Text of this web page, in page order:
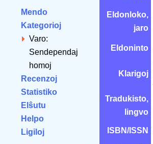
Mendo
Kategorioj
Varo:
Sendependaj
homoj
Recenzoj
Statistiko
Elŝutu
Helpo
Ligiloj
Eldonloko,
jaro
Eldoninto
Klarigoj
Tradukisto,
lingvo
ISBN/ISSN